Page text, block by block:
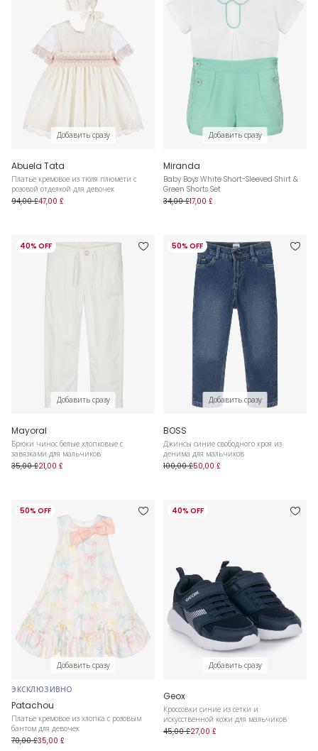
Добавить сразу
Abuela Tata
Платье кремовое из тюля плюмети с
розовой отделкой для девочек
94,00 £47,00 £
Добавить сразу
Miranda
Baby Boys White Short-Sleeved Shirt &
Green Shorts Set
34,00 £17,00 £
40% OFF
Добавить сразу
Mayoral
Брюки чинос белые хлопковые с
завязками для мальчиков
35,00 £21,00 £
50% OFF
Добавить сразу
BOSS
Джинсы синие свободного кроя из
денима для мальчиков
100,00 £50,00 £
50% OFF
Добавить сразу
ЭКСКЛЮЗИВНО
Patachou
Платье кремовое из хлопка с розовым
бантом для девочек
70,00 £35,00 £
40% OFF
Добавить сразу
Geox
Кроссовки синие из сетки и
искусственной кожи для мальчиков
45,00 £27,00 £